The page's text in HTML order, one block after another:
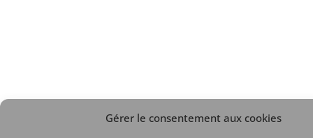
Gérer le consentement aux cookies